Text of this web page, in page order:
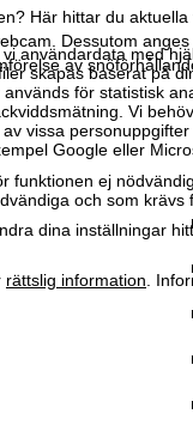
användardata med
skapas baserat på
för statistisk
Vi
vissa
Google eller
funktionen ej
och som krävs
dina inställningar
rättslig information .
Här hittar du
Dessutom
av